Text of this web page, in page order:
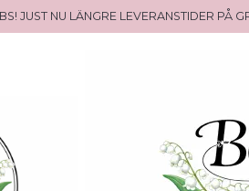
NU LÄNGRE LEVERANSTIDER PÅ